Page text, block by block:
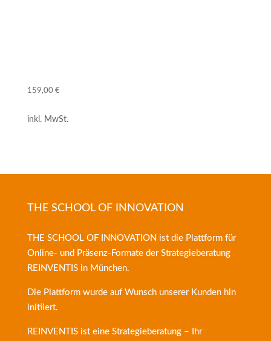
159,00 €
inkl. MwSt.
THE SCHOOL OF INNOVATION
THE SCHOOL OF INNOVATION ist die Plattform für
Online- und Präsenz-Formate der Strategieberatung
REINVENTISin München.
Die Plattform wurde auf Wunsch unserer Kunden hin
initiiert.
REINVENTIS ist eine Strategieberatung – Ihr